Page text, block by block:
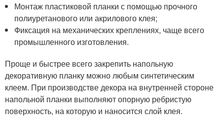
Монтаж пластиковой планки с помощью прочного
полиуретанового или акрилового клея;
Фиксация на механических креплениях, чаще всего
промышленного изготовления.
Проще и быстрее всего закрепить напольную
декоративную планку можно любым синтетическим
клеем. При производстве декора на внутренней стороне
напольной планки выполняют опорную ребристую
поверхность, на которую и наносится слой клея.